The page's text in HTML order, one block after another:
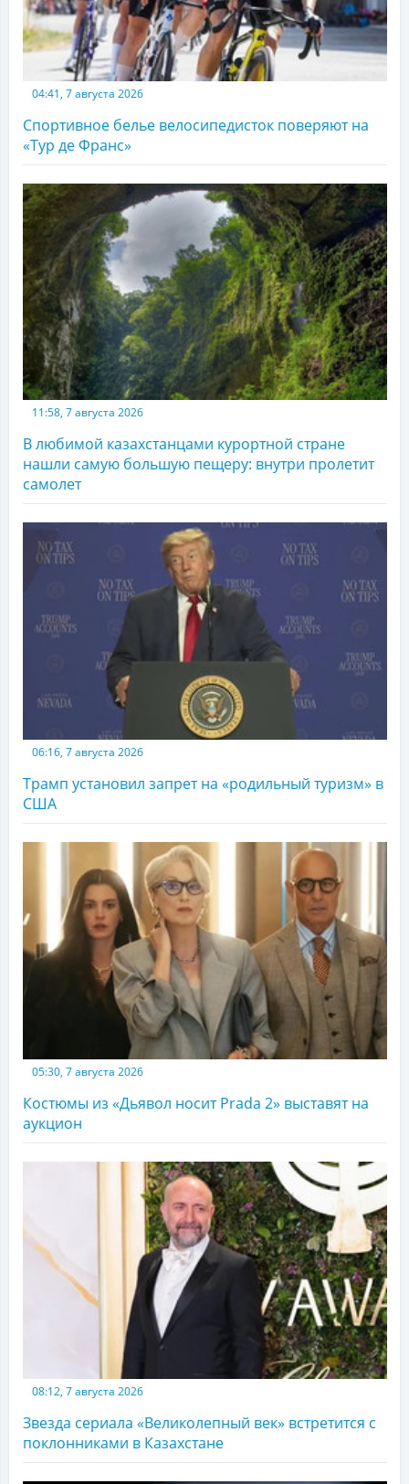
04:41, 7 августа 2026
Спортивное белье велосипедисток поверяют на
«Тур де Франс»
11:58, 7 августа 2026
В любимой казахстанцами курортной стране
нашли самую большую пещеру: внутри пролетит
самолет
06:16, 7 августа 2026
Трамп установил запрет на «родильный туризм» в
США
05:30, 7 августа 2026
Костюмы из «Дьявол носит Prada 2» выставят на
аукцион
08:12, 7 августа 2026
Звезда сериала «Великолепный век» встретится с
поклонниками в Казахстане